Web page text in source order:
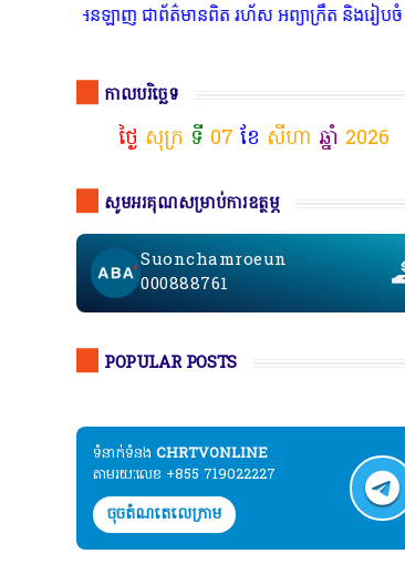
ធីវីអនឡាញ ជាព័ត៌មានពិត រហ័ស អព្យាក្រឹត និងរៀបចំ ជ្រើស
កាលបរិច្ឆេទ
ថ្ងៃ សុក្រ ទី 07 ខែ សីហា ឆ្នាំ 2026
សូមអរគុណសម្រាប់ការឧត្ថម្ភ
Suonchamroeun
000888761
POPULAR POSTS
ទំនាក់ទំនង​​ CHRTVONLINE
តាមរយៈលេខ +855 719022227
ចុចតំណតេលេក្រាម